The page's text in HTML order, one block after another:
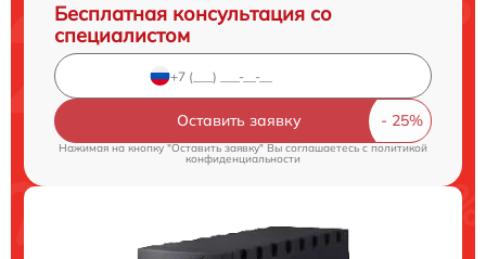
Бесплатная консультация со
специалистом
Оставить заявку
Нажимая на кнопку "Оставить заявку" Вы соглашаетесь cполитикой
конфиденциальности